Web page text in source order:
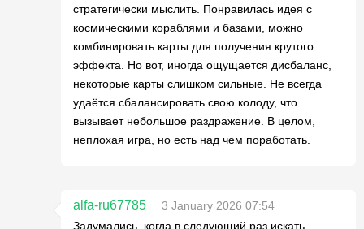
стратегически мыслить. Понравилась идея с
космическими кораблями и базами, можно
комбинировать карты для получения крутого
эффекта. Но вот, иногда ощущается дисбаланс,
некоторые карты слишком сильные. Не всегда
удаётся сбалансировать свою колоду, что
вызывает небольшое раздражение. В целом,
неплохая игра, но есть над чем поработать.
alfa-ru67785
3 January 2026 07:54
Задумались, когда в следующий раз искать